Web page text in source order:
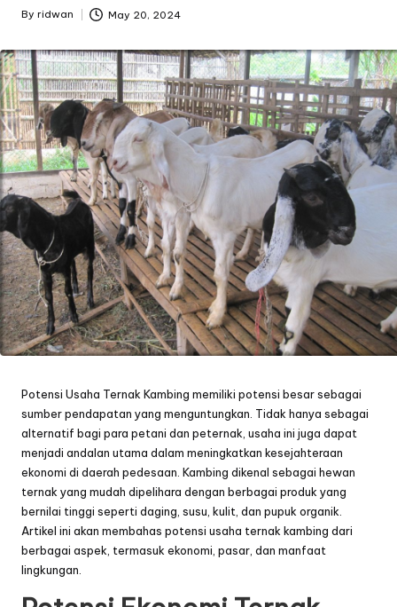
Posted
By ridwan May 20, 2024
Potensi Usaha Ternak Kambing memiliki potensi besar sebagai
sumber pendapatan yang menguntungkan. Tidak hanya sebagai
alternatif bagi para petani dan peternak, usaha ini juga dapat
menjadi andalan utama dalam meningkatkan kesejahteraan
ekonomi di daerah pedesaan. Kambing dikenal sebagai hewan
ternak yang mudah dipelihara dengan berbagai produk yang
bernilai tinggi seperti daging, susu, kulit, dan pupuk organik.
Artikel ini akan membahas potensi usaha ternak kambing dari
berbagai aspek, termasuk ekonomi, pasar, dan manfaat
lingkungan.